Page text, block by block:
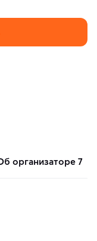
об организаторе 7